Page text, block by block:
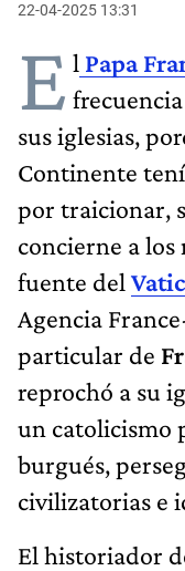
22-04-2025 13:31
E l Papa
sus iglesias,
Continente
por traicionar,
concierne a
fuente del
Agencia
particular de
reprochó a su
un catolicismo
burgués,
civilizatorias e
El historiador